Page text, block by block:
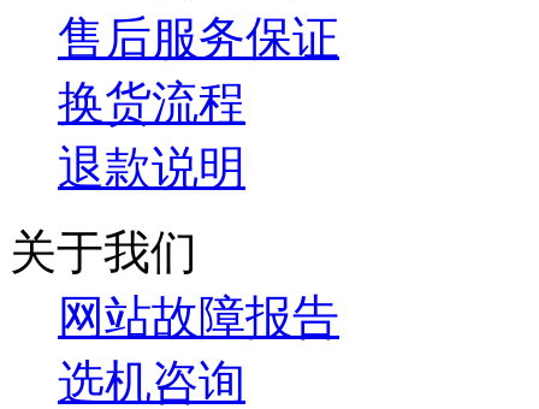
售后服务保证
换货流程
退款说明
关于我们
网站故障报告
选机咨询